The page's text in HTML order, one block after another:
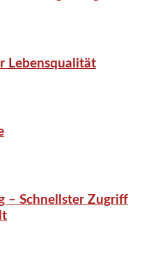
Lebensqualität
– Schnellster Zugriff